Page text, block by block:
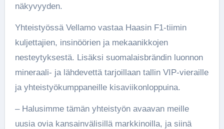
näkyvyyden.
Yhteistyössä Vellamo vastaa Haasin F1-tiimin
kuljettajien, insinöörien ja mekaanikkojen
nesteytyksestä. Lisäksi suomalaisbrändin luonnon
mineraali- ja lähdevettä tarjoillaan tallin VIP-vieraille
ja yhteistyökumppaneille kisaviikonloppuina.
– Halusimme tämän yhteistyön avaavan meille
uusia ovia kansainvälisillä markkinoilla, ja siinä